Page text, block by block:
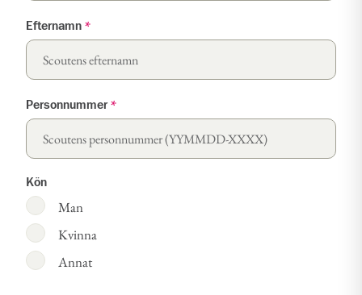
Efternamn *
Personnummer *
Kön
Man
Kvinna
Annat